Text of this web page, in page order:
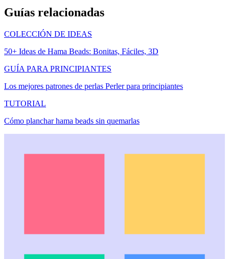
Guías relacionadas
COLECCIÓN DE IDEAS
50+ Ideas de Hama Beads: Bonitas, Fáciles, 3D
GUÍA PARA PRINCIPIANTES
Los mejores patrones de perlas Perler para principiantes
TUTORIAL
Cómo planchar hama beads sin quemarlas